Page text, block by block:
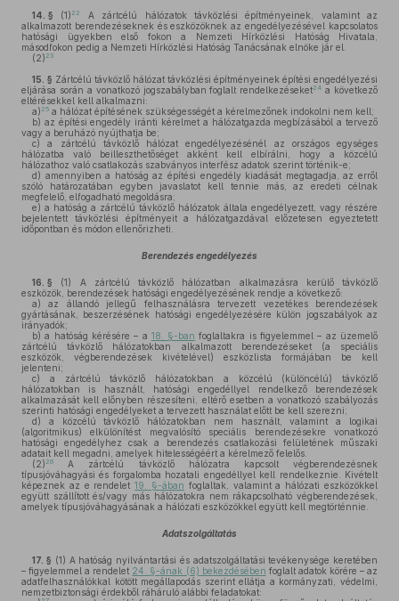
14. § (1) 22
A zártcélú hálózatok távközlési építményeinek, valamint az
alkalmazott berendezéseknek és eszközöknek az engedélyezésével kapcsolatos
hatósági ügyekben első fokon a Nemzeti Hírközlési Hatóság Hivatala,
másodfokon pedig a Nemzeti Hírközlési Hatóság Tanácsának elnöke jár el.
(2) 23
15. § Zártcélú távközlő hálózat távközlési építményeinek építési engedélyezési
eljárása során a vonatkozó jogszabályban foglalt rendelkezéseket24 a következő
eltérésekkel kell alkalmazni:
a) 25 a hálózat építésének szükségességét a kérelmezőnek indokolni nem kell;
b) az építési engedély iránti kérelmet a hálózatgazda megbízásából a tervező
vagy a beruházó nyújthatja be;
c) a zártcélú távközlő hálózat engedélyezésénél az országos egységes
hálózatba való beilleszthetőséget akként kell elbírálni, hogy a közcélú
hálózathoz való csatlakozás szabványos interfész adatok szerint történik-e;
d) amennyiben a hatóság az építési engedély kiadását megtagadja, az erről
szóló határozatában egyben javaslatot kell tennie más, az eredeti célnak
megfelelő, elfogadható megoldásra;
e) a hatóság a zártcélú távközlő hálózatok általa engedélyezett, vagy részére
bejelentett távközlési építményeit a hálózatgazdával előzetesen egyeztetett
időpontban és módon ellenőrizheti.
Berendezés engedélyezés
16. § (1)
A zártcélú távközlő hálózatban alkalmazásra kerülő távközlő
eszközök, berendezések hatósági engedélyezésének rendje a következő:
a) az állandó jellegű felhasználásra tervezett vezetékes berendezések
gyártásának, beszerzésének hatósági engedélyezésére külön jogszabályok az
irányadók;
b) a hatóság kérésére – a 18. §-ban foglaltakra is figyelemmel – az üzemelő
zártcélú távközlő hálózatokban alkalmazott berendezéseket (a speciális
eszközök, végberendezések kivételével) eszközlista formájában be kell
jelenteni;
c) a zártcélú távközlő hálózatokban a közcélú (különcélú) távközlő
hálózatokban is használt, hatósági engedéllyel rendelkező berendezések
alkalmazását kell előnyben részesíteni, eltérő esetben a vonatkozó szabályozás
szerinti hatósági engedélyeket a tervezett használat előtt be kell szerezni;
d) a közcélú távközlő hálózatokban nem használt, valamint a logikai
(algoritmikus) elkülönítést megvalósító speciális berendezésekre vonatkozó
hatósági engedélyhez csak a berendezés csatlakozási felületének műszaki
adatait kell megadni, amelyek hitelességéért a kérelmező felelős.
(2) 26
A zártcélú távközlő hálózatra kapcsolt végberendezésnek
típusjóváhagyási és forgalomba hozatali engedéllyel kell rendelkeznie. Kivételt
képeznek az e rendelet19. §-ában foglaltak, valamint a hálózati eszközökkel
együtt szállított és/vagy más hálózatokra nem rákapcsolható végberendezések,
amelyek típusjóváhagyásának a hálózati eszközökkel együtt kell megtörténnie.
Adatszolgáltatás
17. § (1) A hatóság nyilvántartási és adatszolgáltatási tevékenysége keretében
– figyelemmel a rendelet 24. §-ának (6) bekezdésében foglalt adatok körére – az
adatfelhasználókkal kötött megállapodás szerint ellátja a kormányzati, védelmi,
nemzetbiztonsági érdekből ráháruló alábbi feladatokat: